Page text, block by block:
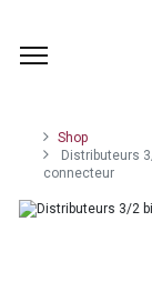
Shop
Distributeurs
connecteur